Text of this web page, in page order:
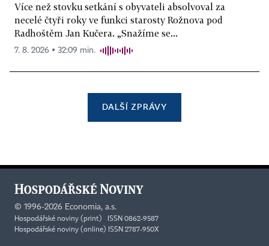
Více než stovku setkání s obyvateli absolvoval za
necelé čtyři roky ve funkci starosty Rožnova pod
Radhoštěm Jan Kučera. „Snažíme se...
7. 8. 2026 ▪ 32:09 min.
DALŠÍ ZPRÁVY
© 1996-2026 Economia, a.s.
Hospodářské noviny (print) ISSN 0862-9587
Hospodářské noviny (online) ISSN 2787-950X